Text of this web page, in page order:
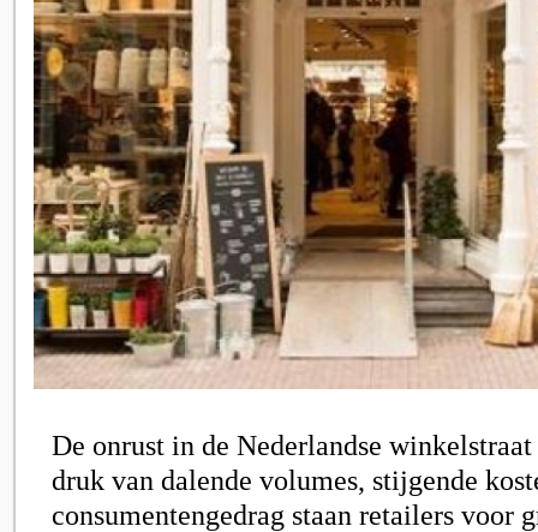
De onrust in de Nederlandse
druk van dalende volumes, stijgende
consumentengedrag staan retailers voor